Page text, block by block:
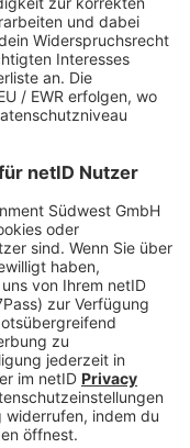
entspannter
zum